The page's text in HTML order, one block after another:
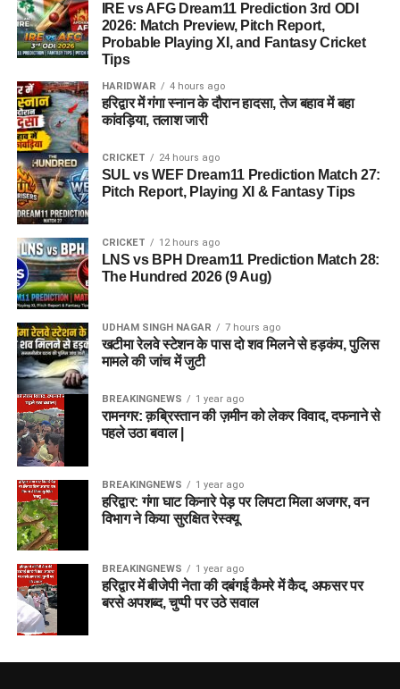
IRE vs AFG Dream11 Prediction 3rd ODI
2026: Match Preview, Pitch Report,
Probable Playing XI, and Fantasy Cricket
Tips
HARIDWAR 4 hours ago
हरिद्वार में गंगा स्नान के दौरान हादसा, तेज बहाव में बहा
कांवड़िया, तलाश जारी
CRICKET 24 hours ago
SUL vs WEF Dream11 Prediction Match 27:
Pitch Report, Playing XI & Fantasy Tips
CRICKET 12 hours ago
LNS vs BPH Dream11 Prediction Match 28:
The Hundred 2026 (9 Aug)
UDHAM SINGH NAGAR 7 hours ago
खटीमा रेलवे स्टेशन के पास दो शव मिलने से हड़कंप, पुलिस
मामले की जांच में जुटी
BREAKINGNEWS 1 year ago
रामनगर: क़ब्रिस्तान की ज़मीन को लेकर विवाद, दफनाने से
पहले उठा बवाल |
BREAKINGNEWS 1 year ago
हरिद्वार: गंगा घाट किनारे पेड़ पर लिपटा मिला अजगर, वन
विभाग ने किया सुरक्षित रेस्क्यू
BREAKINGNEWS 1 year ago
हरिद्वार में बीजेपी नेता की दबंगई कैमरे में कैद, अफसर पर
बरसे अपशब्द, चुप्पी पर उठे सवाल